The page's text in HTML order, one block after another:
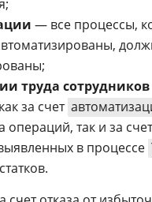
— все процессы,
труда сотрудников
за счет
операций, так и за счет
в процессе